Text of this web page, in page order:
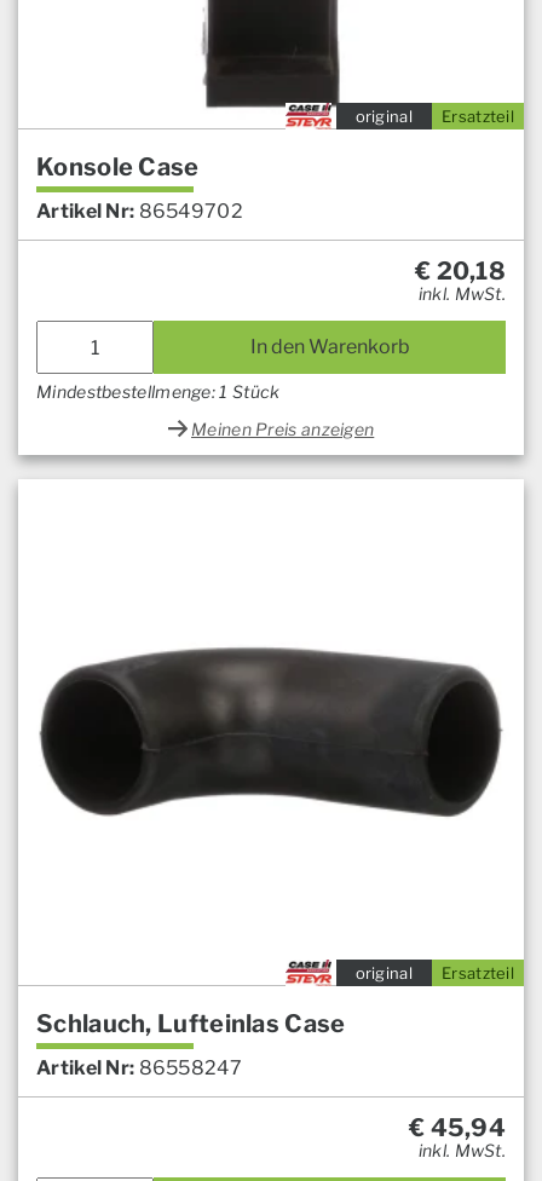
Ersatzteil
original
Konsole Case
Artikel Nr: 86549702
€ 20,18
inkl. MwSt.
In den Warenkorb
Mindestbestellmenge: 1 Stück
Meinen Preis anzeigen
Ersatzteil
original
Schlauch, Lufteinlas Case
Artikel Nr: 86558247
€ 45,94
inkl. MwSt.